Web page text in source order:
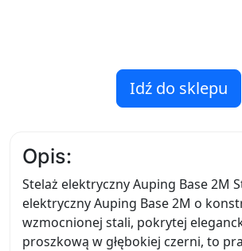
Idź do sklepu
Opis:
Stelaż elektryczny Auping Base 2M
elektryczny Auping Base 2M o
wzmocnionej stali, pokrytej
proszkową w głębokiej czerni, to